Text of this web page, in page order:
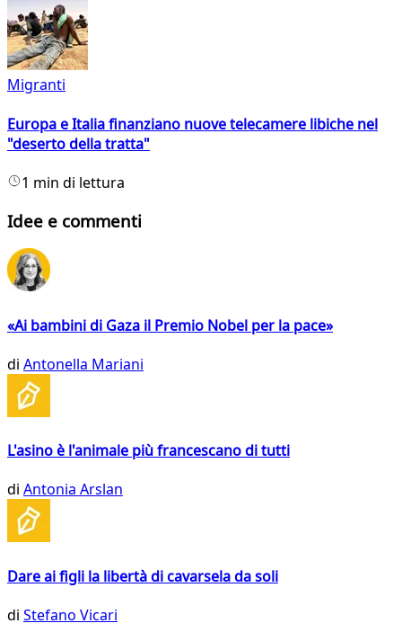
Migranti
Europa e Italia finanziano nuove telecamere libiche nel
"deserto della tratta"
1 min di lettura
Idee e commenti
«Ai bambini di Gaza il Premio Nobel per la pace»
di Antonella Mariani
L'asino è l'animale più francescano di tutti
di Antonia Arslan
Dare ai figli la libertà di cavarsela da soli
di Stefano Vicari